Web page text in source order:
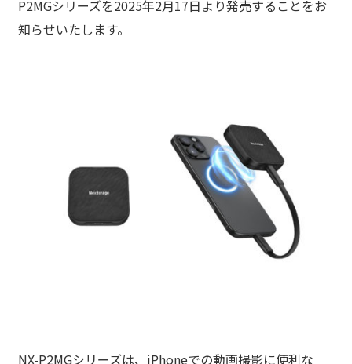
P2MGシリーズを2025年2月17日より発売することをお
知らせいたします。
NX-P2MGシリーズは、iPhoneでの動画撮影に便利な